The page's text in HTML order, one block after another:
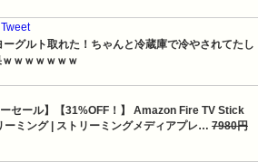
グルト取れた！ちゃんと冷蔵庫で冷やされてたし
ｗｗｗｗｗｗ
セール】【31%OFF！】 Amazon Fire TV Stick
ミング | ストリーミングメディアプレ… 7980円